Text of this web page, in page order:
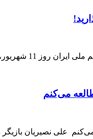
می‌کنم
علی نصیریان